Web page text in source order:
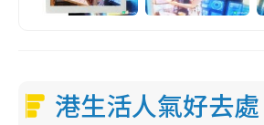
港生活人氣好去處